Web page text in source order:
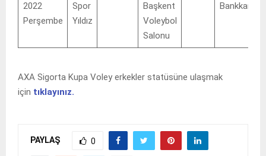
2022
Perşembe
Spor
Yıldız
Başkent
Voleybol
Salonu
Bankkart
AXA Sigorta Kupa Voley erkekler statüsüne ulaşmak
için tıklayınız.
PAYLAŞ 0